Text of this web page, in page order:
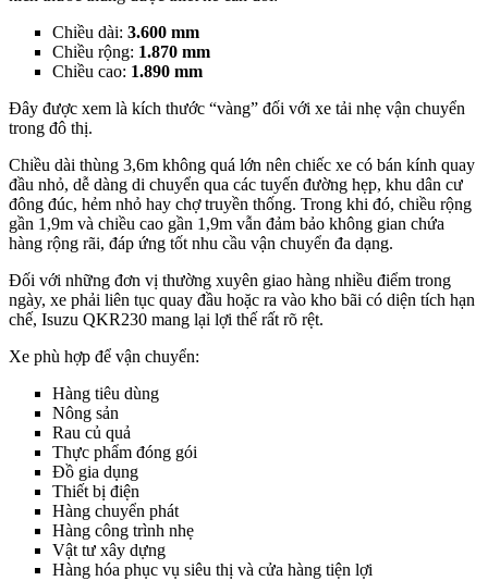
Chiều dài: 3.600 mm
Chiều rộng: 1.870 mm
Chiều cao: 1.890 mm
Đây được xem là kích thước “vàng” đối với xe tải nhẹ vận chuyển
trong đô thị.
Chiều dài thùng 3,6m không quá lớn nên chiếc xe có bán kính quay
đầu nhỏ, dễ dàng di chuyển qua các tuyến đường hẹp, khu dân cư
đông đúc, hẻm nhỏ hay chợ truyền thống. Trong khi đó, chiều rộng
gần 1,9m và chiều cao gần 1,9m vẫn đảm bảo không gian chứa
hàng rộng rãi, đáp ứng tốt nhu cầu vận chuyển đa dạng.
Đối với những đơn vị thường xuyên giao hàng nhiều điểm trong
ngày, xe phải liên tục quay đầu hoặc ra vào kho bãi có diện tích hạn
chế, Isuzu QKR230 mang lại lợi thế rất rõ rệt.
Xe phù hợp để vận chuyển:
Hàng tiêu dùng
Nông sản
Rau củ quả
Thực phẩm đóng gói
Đồ gia dụng
Thiết bị điện
Hàng chuyển phát
Hàng công trình nhẹ
Vật tư xây dựng
Hàng hóa phục vụ siêu thị và cửa hàng tiện lợi